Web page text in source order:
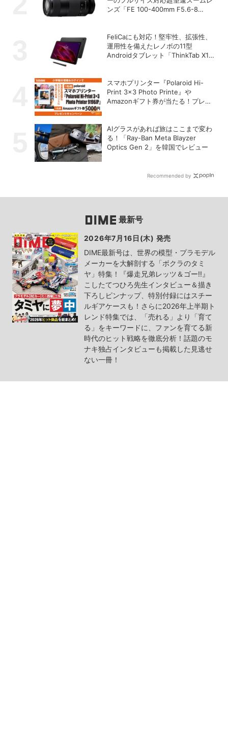
ンズ「FE 100-400mm F5.6-8
FeliCaにも対応！堅牢性、拡張性、
運用性を備えたレノボの11型
Androidタブレット「ThinkTab X11
スマホプリンター『Polaroid Hi-
Print 3×3 Photo Printe』や
Amazonギフト券が当たる！プレゼ
AIグラスがあれば旅はここまで変わ
る！「Ray-Ban Meta Blayzer
Optics Gen 2」を韓国でレビュー
Recommended by
最新号
2026年7月16日(木) 発売
DIME最新号は、世界の模型・プラモデル
メーカーを大解剖する「ボクラのタミ
ヤ」特集！『爆走兄弟レッツ＆ゴー!!』
こしたてつひろ先生インタビュー＆描き
下ろしピンナップ、特別付録にはスチー
ルギアケースも！さらに2026年上半期ト
レンド特集では、「売れる」より「育て
る」をキーワードに、ファンを育てる新
時代のヒット戦略を徹底分析！話題のモ
ナキ独占インタビューも掲載した見逃せ
ない一冊！